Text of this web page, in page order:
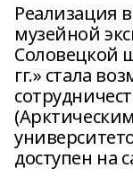
Реализация
музейной
Соловецкой
гг.» стала
доступен на